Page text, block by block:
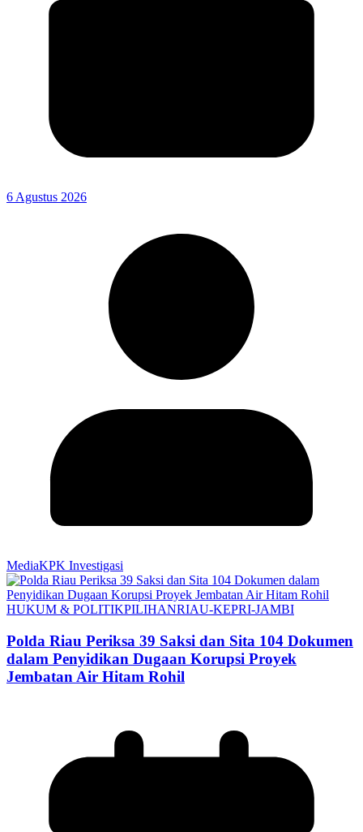
6 Agustus 2026
MediaKPK Investigasi
HUKUM & POLITIKPILIHANRIAU-KEPRI-JAMBI
Polda Riau Periksa 39 Saksi dan Sita 104 Dokumen
dalam Penyidikan Dugaan Korupsi Proyek
Jembatan Air Hitam Rohil